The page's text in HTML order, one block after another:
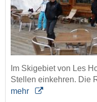
Im Skigebiet von Les
Stellen einkehren. Die
mehr